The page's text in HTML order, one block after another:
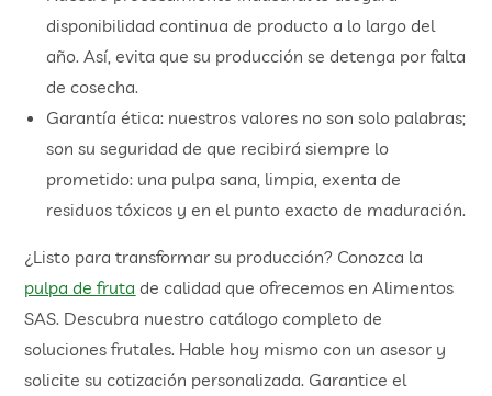
disponibilidad continua de producto a lo largo del
año. Así, evita que su producción se detenga por falta
de cosecha.
Garantía ética: nuestros valores no son solo palabras;
son su seguridad de que recibirá siempre lo
prometido: una pulpa sana, limpia, exenta de
residuos tóxicos y en el punto exacto de maduración.
¿Listo para transformar su producción? Conozca la
pulpa de fruta de calidad que ofrecemos en Alimentos
SAS. Descubra nuestro catálogo completo de
soluciones frutales. Hable hoy mismo con un asesor y
solicite su cotización personalizada. Garantice el